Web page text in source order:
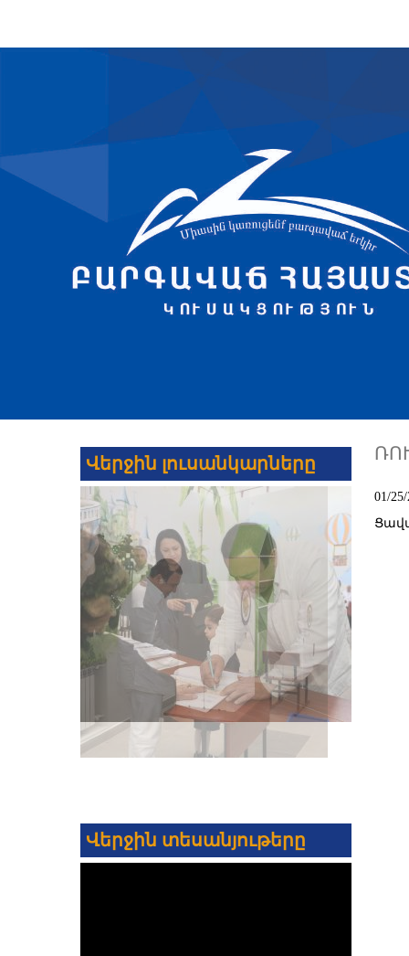
01/25/
Վերջին լուսանկարները
Վերջին տեսանյութերը